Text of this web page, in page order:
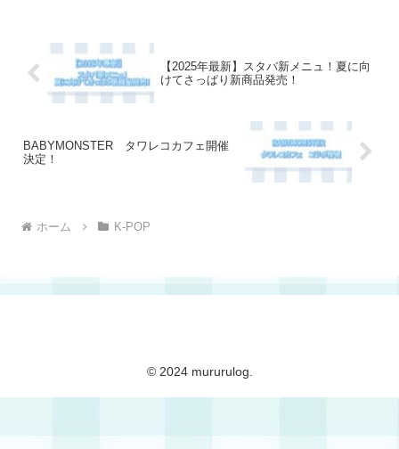
【2025年最新】スタバ新メニュ！夏に向
けてさっぱり新商品発売！
BABYMONSTER タワレコカフェ開催
決定！
ホーム K-POP
© 2024 mururulog.